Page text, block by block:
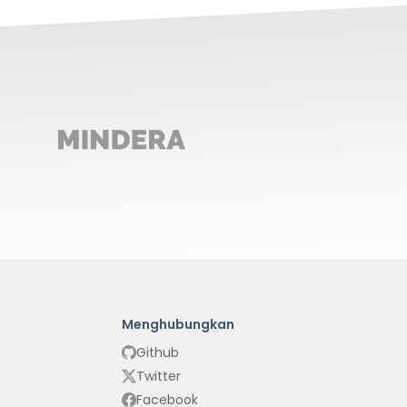
Menghubungkan
Github
Twitter
Facebook